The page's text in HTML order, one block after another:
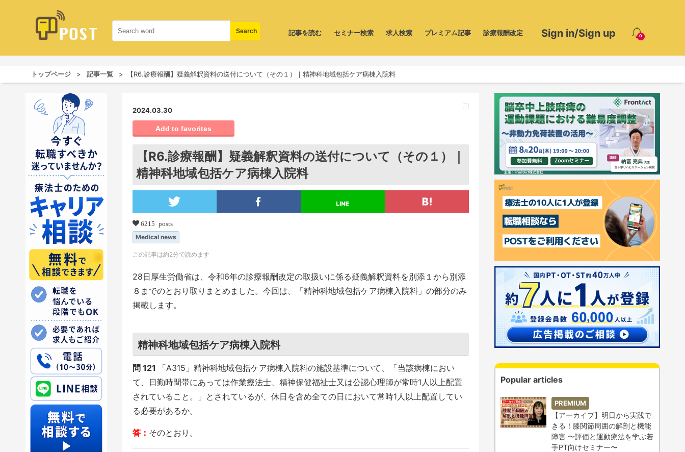
0
Sign in/Sign up
記事を読む セミナー検索 求人検索 プレミアム記事 診療報酬改定
トップページ 記事一覧 【R6.診療報酬】疑義解釈資料の送付について（その１）｜精神科地域包括ケア病棟入院料
2024.03.30
Add to favorites
【R6.診療報酬】疑義解釈資料の送付について（その１）｜
精神科地域包括ケア病棟入院料
6215 posts
Medical news
この記事は約2分で読めます
28日厚生労働省は、令和6年の診療報酬改定の取扱いに係る疑義解釈資料を別添１から別添
８までのとおり取りまとめました。今回は、「精神科地域包括ケア病棟入院料」の部分のみ
掲載します。
精神科地域包括ケア病棟入院料
問 121
「A315」精神科地域包括ケア病棟入院料の施設基準について、「当該病棟におい
て、日勤時間帯にあっては作業療法士、精神保健福祉士又は公認心理師が常時1人以上配置
されていること。」とされているが、休日を含め全ての日において常時1人以上配置してい
る必要があるか。
答： そのとおり。
Popular articles
PREMIUM
【アーカイブ】明日から実践で
きる！膝関節周囲の解剖と機能
障害 〜評価と運動療法を学ぶ若
手PT向けセミナー〜